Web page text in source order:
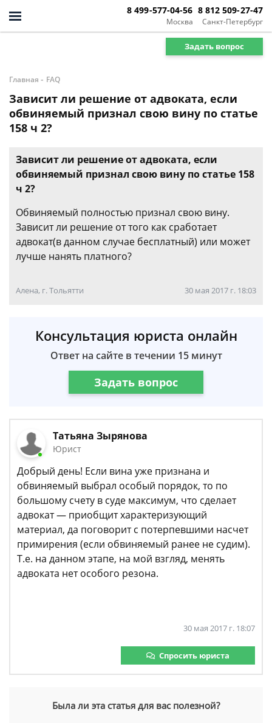
Москва
8 499-577-04-56
Санкт-Петербург
8 812 509-27-47
Задать вопрос
Главная - FAQ
Зависит ли решение от адвоката, если
обвиняемый признал свою вину по статье
158 ч 2?
Зависит ли решение от адвоката, если
обвиняемый признал свою вину по статье 158
ч 2?
Обвиняемый полностью признал свою вину.
Зависит ли решение от того как сработает
адвокат(в данном случае бесплатный) или может
лучше нанять платного?
Алена, г. Тольятти 30 мая 2017 г. 18:03
Консультация юриста онлайн
Ответ на сайте в течении 15 минут
Задать вопрос
Татьяна Зырянова
Юрист
Добрый день! Если вина уже признана и
обвиняемый выбрал особый порядок, то по
большому счету в суде максимум, что сделает
адвокат — приобщит характеризующий
материал, да поговорит с потерпевшими насчет
примирения (если обвиняемый ранее не судим).
Т.е. на данном этапе, на мой взгляд, менять
адвоката нет особого резона.
30 мая 2017 г. 18:07
Спросить юриста
Была ли эта статья для вас полезной?